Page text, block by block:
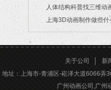
2026/07/27
吗？
2026/07/22
人体结构科普找三维动
2026/07/20
上海3D动画制作做些什
2026/03/10
关于公司
新
地址：上海市-青浦区-崧泽大道6066弄
广州动画公司,广州